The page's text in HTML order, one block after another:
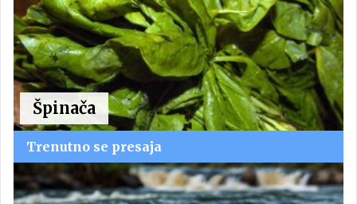
Špinača
Trenutno se presaja